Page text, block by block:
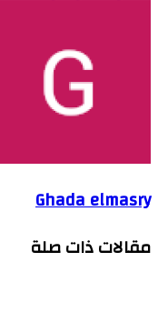
Ghada elmasry
مقالات ذات صلة